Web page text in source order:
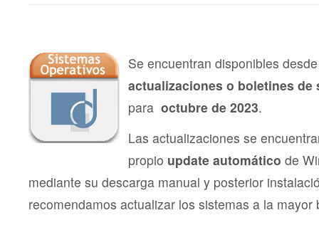
2023
Se encuentran disponibles
actualizaciones o boletines de
para octubre de 2023.
Las actualizaciones se
propio update automático de
mediante su descarga manual y posterior
recomendamos actualizar los sistemas a la mayor